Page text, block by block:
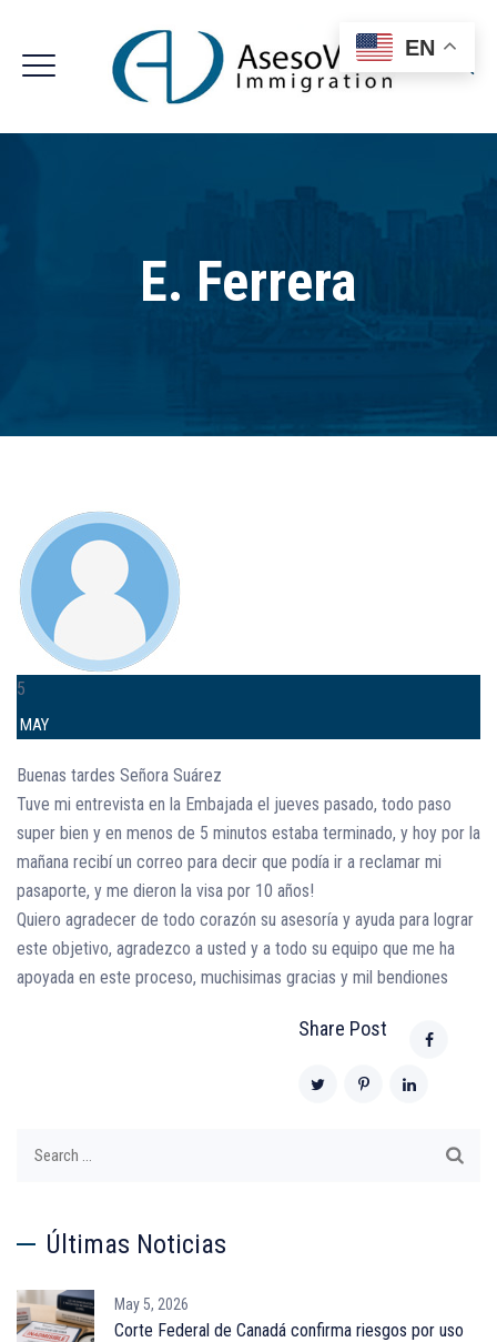
E. Ferrera
5
MAY
Buenas tardes Señora Suárez
Tuve mi entrevista en la Embajada el jueves pasado, todo paso
super bien y en menos de 5 minutos estaba terminado, y hoy por la
mañana recibí un correo para decir que podía ir a reclamar mi
pasaporte, y me dieron la visa por 10 años!
Quiero agradecer de todo corazón su asesoría y ayuda para lograr
este objetivo, agradezco a usted y a todo su equipo que me ha
apoyada en este proceso, muchisimas gracias y mil bendiones
Share Post
Últimas Noticias
May 5, 2026
Corte Federal de Canadá confirma riesgos por uso
EN